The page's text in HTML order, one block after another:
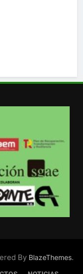
By BlazeThemes.